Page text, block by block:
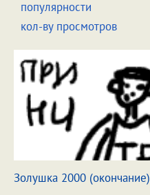
популярности
кол-ву просмотров
Золушка 2000 (окончание)